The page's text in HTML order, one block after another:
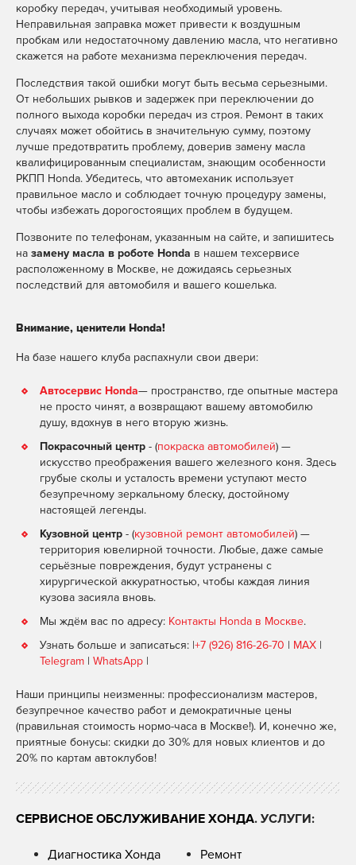
коробку передач, учитывая необходимый уровень.
Неправильная заправка может привести к воздушным
пробкам или недостаточному давлению масла, что негативно
скажется на работе механизма переключения передач.
Последствия такой ошибки могут быть весьма серьезными.
От небольших рывков и задержек при переключении до
полного выхода коробки передач из строя. Ремонт в таких
случаях может обойтись в значительную сумму, поэтому
лучше предотвратить проблему, доверив замену масла
квалифицированным специалистам, знающим особенности
РКПП Honda. Убедитесь, что автомеханик использует
правильное масло и соблюдает точную процедуру замены,
чтобы избежать дорогостоящих проблем в будущем.
Позвоните по телефонам, указанным на сайте, и запишитесь
на замену масла в роботе Honda в нашем техсервисе
расположенному в Москве, не дожидаясь серьезных
последствий для автомобиля и вашего кошелька.
Внимание, ценители Honda!
На базе нашего клуба распахнули свои двери:
Автосервис Honda— пространство, где опытные мастера
не просто чинят, а возвращают вашему автомобилю
душу, вдохнув в него вторую жизнь.
Покрасочный центр - (покраска автомобилей) —
искусство преображения вашего железного коня. Здесь
грубые сколы и усталость времени уступают место
безупречному зеркальному блеску, достойному
настоящей легенды.
Кузовной центр - (кузовной ремонт автомобилей) —
территория ювелирной точности. Любые, даже самые
серьёзные повреждения, будут устранены с
хирургической аккуратностью, чтобы каждая линия
кузова засияла вновь.
Мы ждём вас по адресу: Контакты Honda в Москве.
Узнать больше и записаться: |+7 (926) 816-26-70 | MAX |
Telegram | WhatsApp |
Наши принципы неизменны: профессионализм мастеров,
безупречное качество работ и демократичные цены
(правильная стоимость нормо-часа в Москве!). И, конечно же,
приятные бонусы: скидки до 30% для новых клиентов и до
20% по картам автоклубов!
СЕРВИСНОЕ ОБСЛУЖИВАНИЕ ХОНДА. УСЛУГИ:
Диагностика Хонда
Ремонт